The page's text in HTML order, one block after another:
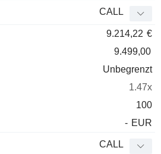
CALL
9.214,22 €
9.499,00
Unbegrenzt
1.47x
100
- EUR
CALL